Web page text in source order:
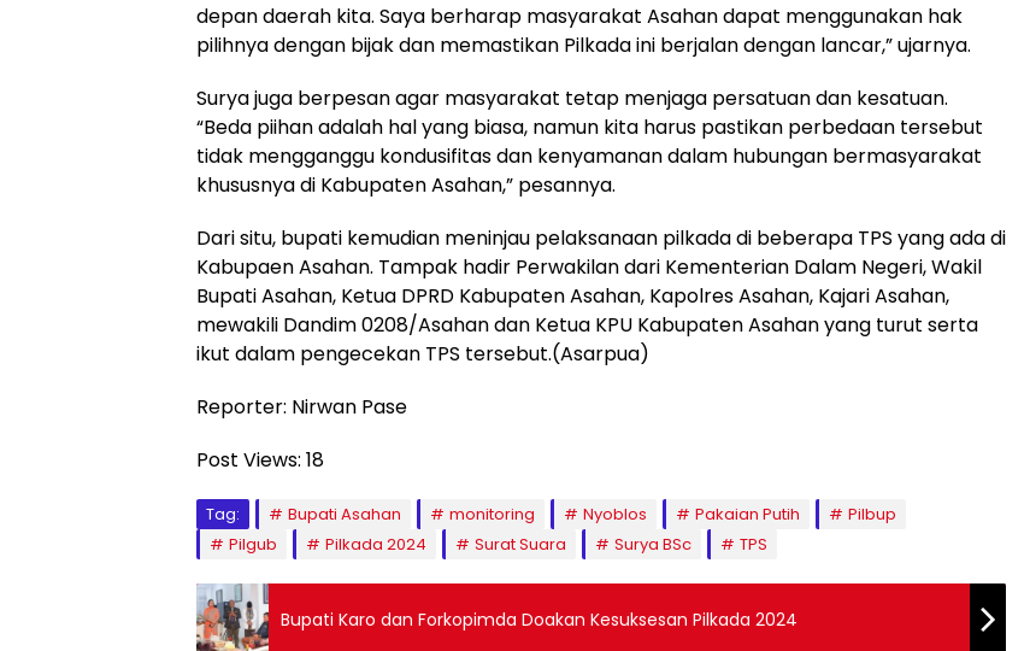
depan daerah kita. Saya berharap masyarakat Asahan dapat menggunakan hak
pilihnya dengan bijak dan memastikan Pilkada ini berjalan dengan lancar,” ujarnya.
Surya juga berpesan agar masyarakat tetap menjaga persatuan dan kesatuan.
“Beda piihan adalah hal yang biasa, namun kita harus pastikan perbedaan tersebut
tidak mengganggu kondusifitas dan kenyamanan dalam hubungan bermasyarakat
khususnya di Kabupaten Asahan,” pesannya.
Dari situ, bupati kemudian meninjau pelaksanaan pilkada di beberapa TPS yang ada di
Kabupaen Asahan. Tampak hadir Perwakilan dari Kementerian Dalam Negeri, Wakil
Bupati Asahan, Ketua DPRD Kabupaten Asahan, Kapolres Asahan, Kajari Asahan,
mewakili Dandim 0208/Asahan dan Ketua KPU Kabupaten Asahan yang turut serta
ikut dalam pengecekan TPS tersebut.(Asarpua)
Reporter: Nirwan Pase
Post Views: 18
Tag: Bupati Asahan monitoring Nyoblos Pakaian Putih
Pilbup
Pilgub
Pilkada 2024 Surat Suara Surya BSc TPS
Bupati Karo dan Forkopimda Doakan Kesuksesan Pilkada 2024